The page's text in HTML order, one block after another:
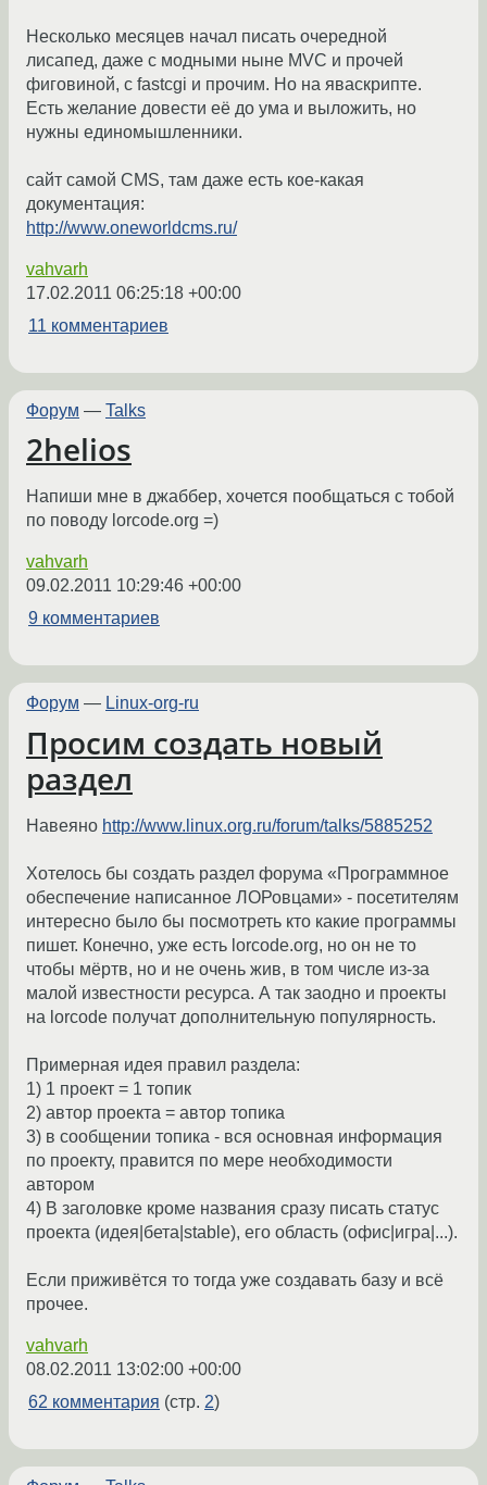
Несколько месяцев начал писать очередной
лисапед, даже с модными ныне MVC и прочей
фиговиной, с fastcgi и прочим. Но на яваскрипте.
Есть желание довести её до ума и выложить, но
нужны единомышленники.
сайт самой CMS, там даже есть кое-какая
документация:
http://www.oneworldcms.ru/
vahvarh
17.02.2011 06:25:18 +00:00
11 комментариев
Форум — Talks
2helios
Напиши мне в джаббер, хочется пообщаться с тобой
по поводу lorcode.org =)
vahvarh
09.02.2011 10:29:46 +00:00
9 комментариев
Форум — Linux-org-ru
Просим создать новый
раздел
Навеяно http://www.linux.org.ru/forum/talks/5885252
Хотелось бы создать раздел форума «Программное
обеспечение написанное ЛОРовцами» - посетителям
интересно было бы посмотреть кто какие программы
пишет. Конечно, уже есть lorcode.org, но он не то
чтобы мёртв, но и не очень жив, в том числе из-за
малой известности ресурса. А так заодно и проекты
на lorcode получат дополнительную популярность.
Примерная идея правил раздела:
1) 1 проект = 1 топик
2) автор проекта = автор топика
3) в сообщении топика - вся основная информация
по проекту, правится по мере необходимости
автором
4) В заголовке кроме названия сразу писать статус
проекта (идея|бета|stable), его область (офис|игра|...).
Если приживётся то тогда уже создавать базу и всё
прочее.
vahvarh
08.02.2011 13:02:00 +00:00
62 комментария (стр. 2)